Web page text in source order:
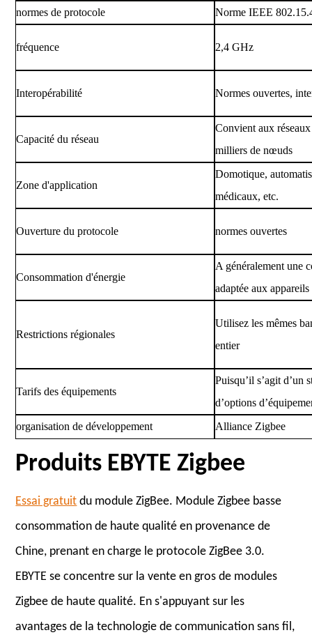
normes de protocole Norme IEEE
fréquence 2,4 GHz
Interopérabilité Normes ouvertes,
Capacité du réseau
Convient aux
milliers de nœuds
Zone d'application
Domotique,
médicaux, etc.
Ouverture du protocole normes ouvertes
Consommation d'énergie
A généralement une
adaptée aux
Restrictions régionales
Utilisez les mêmes
entier
Tarifs des équipements
Puisqu’il s’agit d’un
d’options
organisation de développement
Alliance Zigbee
Produits EBYTE Zigbee
Essai gratuit du module ZigBee. Module Zigbee basse
consommation de haute qualité en provenance de
Chine, prenant en charge le protocole ZigBee 3.0.
EBYTE se concentre sur la vente en gros de modules
Zigbee de haute qualité. En s'appuyant sur les
avantages de la technologie de communication sans fil,